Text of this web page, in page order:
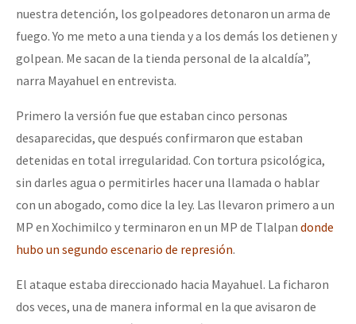
nuestra detención, los golpeadores detonaron un arma de
fuego. Yo me meto a una tienda y a los demás los detienen y
golpean. Me sacan de la tienda personal de la alcaldía”,
narra Mayahuel en entrevista.
Primero la versión fue que estaban cinco personas
desaparecidas, que después confirmaron que estaban
detenidas en total irregularidad. Con tortura psicológica,
sin darles agua o permitirles hacer una llamada o hablar
con un abogado, como dice la ley. Las llevaron primero a un
MP en Xochimilco y terminaron en un MP de Tlalpan donde
hubo un segundo escenario de represión.
El ataque estaba direccionado hacia Mayahuel. La ficharon
dos veces, una de manera informal en la que avisaron de